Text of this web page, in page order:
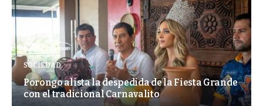
SOCIEDAD
Porongo alista la despedida de la Fiesta Grande
con el tradicional Carnavalito